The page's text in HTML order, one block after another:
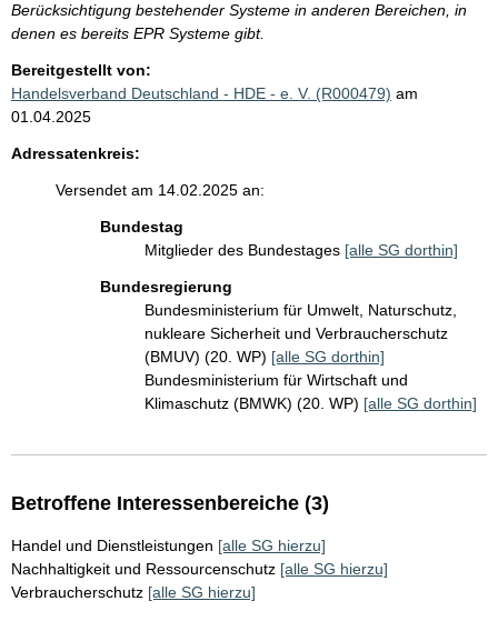
Berücksichtigung bestehender Systeme in anderen Bereichen, in
denen es bereits EPR Systeme gibt.
Bereitgestellt von:
Handelsverband Deutschland - HDE - e. V. (R000479) am
01.04.2025
Adressatenkreis:
Versendet am 14.02.2025 an:
Bundestag
Mitglieder des Bundestages [alle SG dorthin]
Bundesregierung
Bundesministerium für Umwelt, Naturschutz,
nukleare Sicherheit und Verbraucherschutz
(BMUV) (20. WP) [alle SG dorthin]
Bundesministerium für Wirtschaft und
Klimaschutz (BMWK) (20. WP) [alle SG dorthin]
Betroffene Interessenbereiche (3)
Handel und Dienstleistungen [alle SG hierzu]
Nachhaltigkeit und Ressourcenschutz [alle SG hierzu]
Verbraucherschutz [alle SG hierzu]